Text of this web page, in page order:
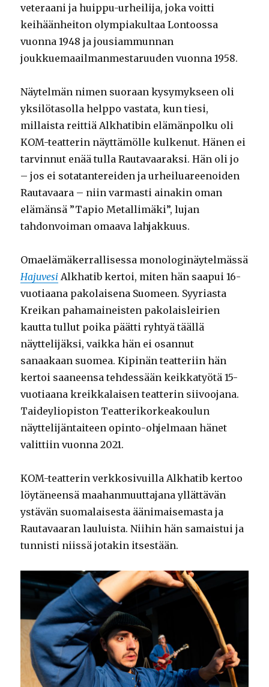
veteraani ja huippu-urheilija, joka voitti
keihäänheiton olympiakultaa Lontoossa
vuonna 1948 ja jousiammunnan
joukkuemaailmanmestaruuden vuonna 1958.
Näytelmän nimen suoraan kysymykseen oli
yksilötasolla helppo vastata, kun tiesi,
millaista reittiä Alkhatibin elämänpolku oli
KOM-teatterin näyttämölle kulkenut. Hänen ei
tarvinnut enää tulla Rautavaaraksi. Hän oli jo
– jos ei sotatantereiden ja urheiluareenoiden
Rautavaara – niin varmasti ainakin oman
elämänsä ”Tapio Metallimäki”, lujan
tahdonvoiman omaava lahjakkuus.
Omaelämäkerrallisessa monologinäytelmässä
Hajuvesi Alkhatib kertoi, miten hän saapui 16-
vuotiaana pakolaisena Suomeen. Syyriasta
Kreikan pahamaineisten pakolaisleirien
kautta tullut poika päätti ryhtyä täällä
näyttelijäksi, vaikka hän ei osannut
sanaakaan suomea. Kipinän teatteriin hän
kertoi saaneensa tehdessään keikkatyötä 15-
vuotiaana kreikkalaisen teatterin siivoojana.
Taideyliopiston Teatterikorkeakoulun
näyttelijäntaiteen opinto-ohjelmaan hänet
valittiin vuonna 2021.
KOM-teatterin verkkosivuilla Alkhatib kertoo
löytäneensä maahanmuuttajana yllättävän
ystävän suomalaisesta äänimaisemasta ja
Rautavaaran lauluista. Niihin hän samaistui ja
tunnisti niissä jotakin itsestään.